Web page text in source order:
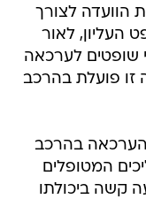
הוועדה לצורך
העליון, לאור
שופטים לערכאה
זו פועלת בהרכב
הערכאה בהרכב
המטופלים
קשה ביכולתו